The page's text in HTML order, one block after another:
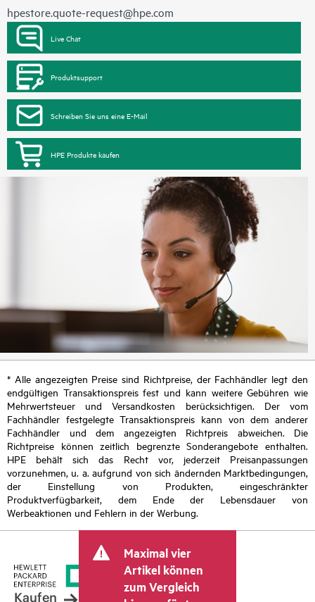
hpestore.quote-request@hpe.com
Live Chat
Produktsupport
Schreiben Sie uns eine E-Mail
HPE Produkte kaufen
* Alle angezeigten Preise sind Richtpreise, der Fachhändler legt den
endgültigen Transaktionspreis fest und kann weitere Gebühren wie
Mehrwertsteuer und Versandkosten berücksichtigen. Der vom
Fachhändler festgelegte Transaktionspreis kann von dem anderer
Fachhändler und dem angezeigten Richtpreis abweichen. Die
Richtpreise können zeitlich begrenzte Sonderangebote enthalten.
HPE behält sich das Recht vor, jederzeit Preisanpassungen
vorzunehmen, u. a. aufgrund von sich ändernden Marktbedingungen,
der Einstellung von Produkten, eingeschränkter
Produktverfügbarkeit, dem Ende der Lebensdauer von
Werbeaktionen und Fehlern in der Werbung.
Maximal vier
Artikel können
zum Vergleich
Kaufen